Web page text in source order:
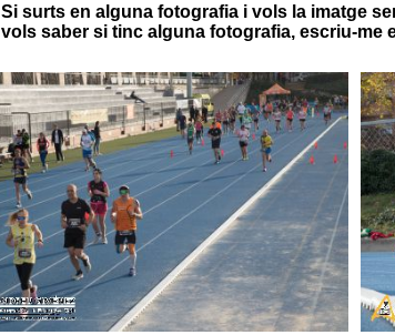
Si surts en alguna fotografia i vols la imatge
vols saber si tinc alguna fotografia, escriu-me